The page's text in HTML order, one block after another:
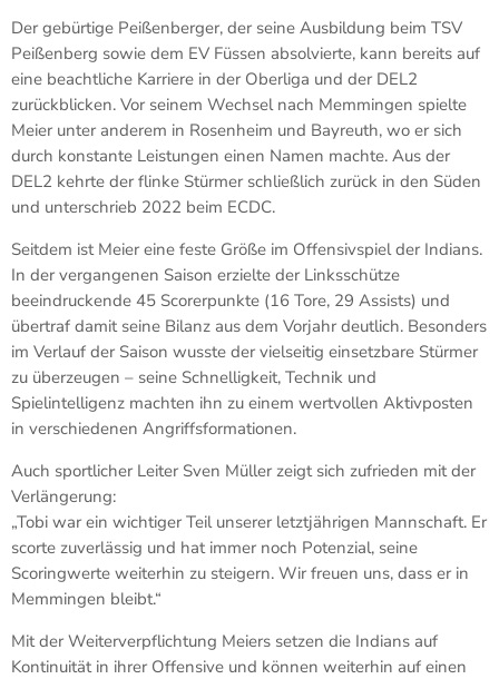
Der gebürtige Peißenberger, der seine Ausbildung beim TSV
Peißenberg sowie dem EV Füssen absolvierte, kann bereits auf
eine beachtliche Karriere in der Oberliga und der DEL2
zurückblicken. Vor seinem Wechsel nach Memmingen spielte
Meier unter anderem in Rosenheim und Bayreuth, wo er sich
durch konstante Leistungen einen Namen machte. Aus der
DEL2 kehrte der flinke Stürmer schließlich zurück in den Süden
und unterschrieb 2022 beim ECDC.
Seitdem ist Meier eine feste Größe im Offensivspiel der Indians.
In der vergangenen Saison erzielte der Linksschütze
beeindruckende 45 Scorerpunkte (16 Tore, 29 Assists) und
übertraf damit seine Bilanz aus dem Vorjahr deutlich. Besonders
im Verlauf der Saison wusste der vielseitig einsetzbare Stürmer
zu überzeugen – seine Schnelligkeit, Technik und
Spielintelligenz machten ihn zu einem wertvollen Aktivposten
in verschiedenen Angriffsformationen.
Auch sportlicher Leiter Sven Müller zeigt sich zufrieden mit der
Verlängerung:
„Tobi war ein wichtiger Teil unserer letztjährigen Mannschaft. Er
scorte zuverlässig und hat immer noch Potenzial, seine
Scoringwerte weiterhin zu steigern. Wir freuen uns, dass er in
Memmingen bleibt.“
Mit der Weiterverpflichtung Meiers setzen die Indians auf
Kontinuität in ihrer Offensive und können weiterhin auf einen